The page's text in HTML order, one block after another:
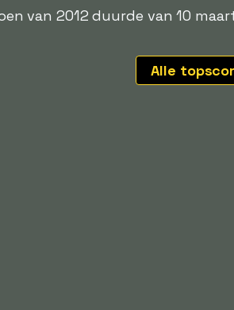
van 2012 duurde van 10
Alle